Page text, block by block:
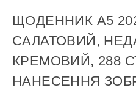
ЩОДЕННИК А5
САЛАТОВИЙ,
КРЕМОВИЙ, 288
НАНЕСЕННЯ